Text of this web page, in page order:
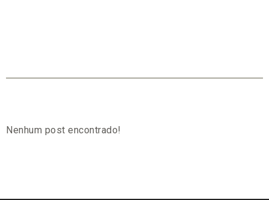
Nenhum post encontrado!